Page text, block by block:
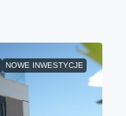
NOWE INWESTYCJE